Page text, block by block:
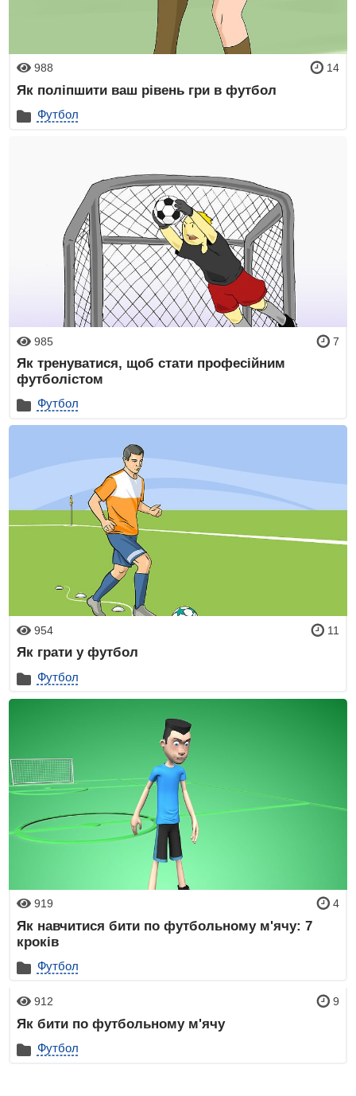
988 14
Як поліпшити ваш рівень гри в футбол
Футбол
985 7
Як тренуватися, щоб стати професійним
футболістом
Футбол
954 11
Як грати у футбол
Футбол
919 4
Як навчитися бити по футбольному м'ячу: 7
кроків
Футбол
912 9
Як бити по футбольному м'ячу
Футбол